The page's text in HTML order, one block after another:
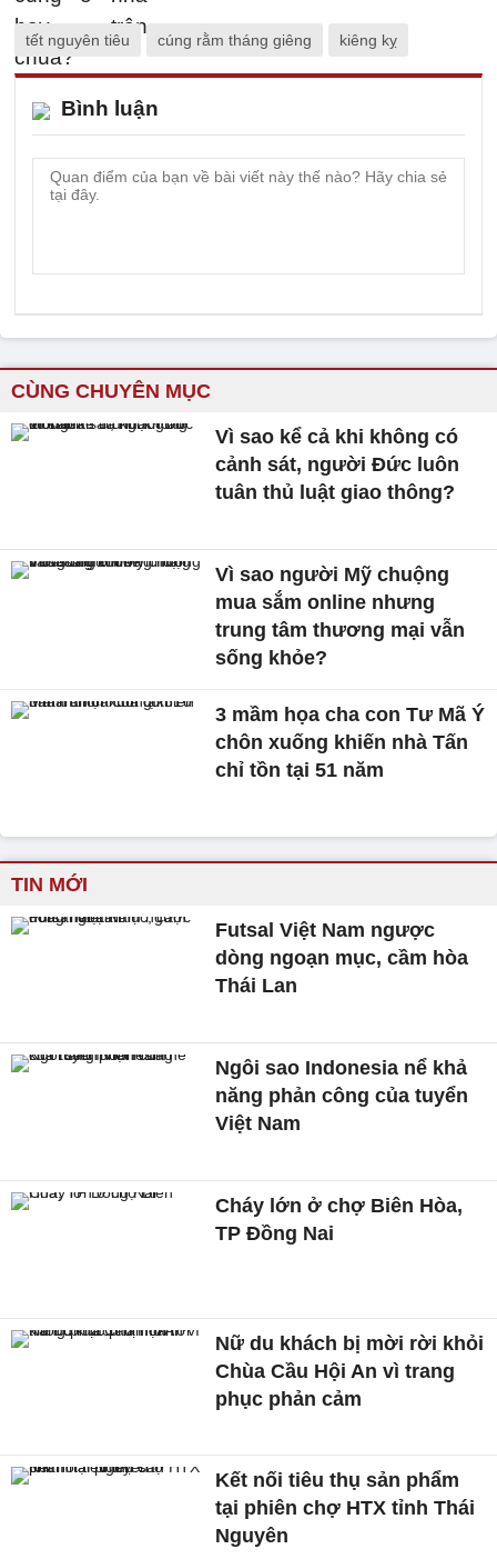
tết nguyên tiêu cúng rằm tháng giêng kiêng kỵ
Bình luận
CÙNG CHUYÊN MỤC
Vì sao kể cả khi không có
cảnh sát, người Đức luôn
tuân thủ luật giao thông?
Vì sao người Mỹ chuộng
mua sắm online nhưng
trung tâm thương mại vẫn
sống khỏe?
3 mầm họa cha con Tư Mã Ý
chôn xuống khiến nhà Tấn
chỉ tồn tại 51 năm
TIN MỚI
Futsal Việt Nam ngược
dòng ngoạn mục, cầm hòa
Thái Lan
Ngôi sao Indonesia nể khả
năng phản công của tuyển
Việt Nam
Cháy lớn ở chợ Biên Hòa,
TP Đồng Nai
Nữ du khách bị mời rời khỏi
Chùa Cầu Hội An vì trang
phục phản cảm
Kết nối tiêu thụ sản phẩm
tại phiên chợ HTX tỉnh Thái
Nguyên